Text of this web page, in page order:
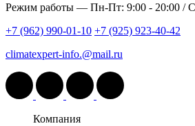
Режим работы — Пн-Пт: 9:00 - 20:00 /
+7 (962) 990-01-10 +7 (925) 923-40-42
climatexpert-info.@mail.ru
Компания